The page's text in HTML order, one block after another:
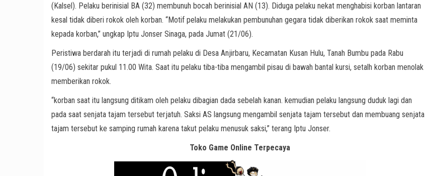
(Kalsel). Pelaku berinisial BA (32) membunuh bocah berinisial AN (13). Diduga pelaku nekat menghabisi korban lantaran
kesal tidak diberi rokok oleh korban. “Motif pelaku melakukan pembunuhan gegara tidak diberikan rokok saat meminta
kepada korban,” ungkap Iptu Jonser Sinaga, pada Jumat (21/06).
Peristiwa berdarah itu terjadi di rumah pelaku di Desa Anjirbaru, Kecamatan Kusan Hulu, Tanah Bumbu pada Rabu
(19/06) sekitar pukul 11.00 Wita. Saat itu pelaku tiba-tiba mengambil pisau di bawah bantal kursi, setalh korban menolak
memberikan rokok.
“korban saat itu langsung ditikam oleh pelaku dibagian dada sebelah kanan. kemudian pelaku langsung duduk lagi dan
pada saat senjata tajam tersebut terjatuh. Saksi AS langsung mengambil senjata tajam tersebut dan membuang senjata
tajam tersebut ke samping rumah karena takut pelaku menusuk saksi,” terang Iptu Jonser.
Toko Game Online Terpecaya